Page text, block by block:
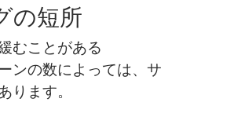
の短所
むことがある
ンの数によっては、サ
ります。